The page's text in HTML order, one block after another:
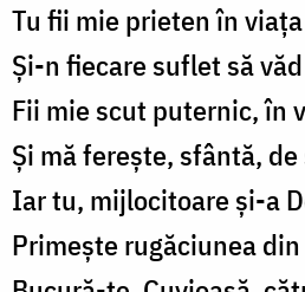
Tu fii mie prieten în
Și-n fiecare suflet să
Fii mie scut puternic, în
Și mă ferește, sfântă,
Iar tu, mijlocitoare și-a
Primește rugăciunea